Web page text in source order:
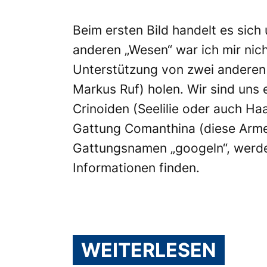
Beim ersten Bild handelt es
anderen „Wesen“ war ich mir
Unterstützung von zwei
Markus Ruf) holen. Wir sind uns
Crinoiden (Seelilie oder auch
Gattung Comanthina (diese
Gattungsnamen „googeln“,
Informationen finden.
WEITERLESEN